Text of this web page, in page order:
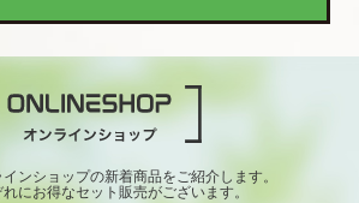
ンショップの新着商品をご紹介します。
にお得なセット販売がございます。